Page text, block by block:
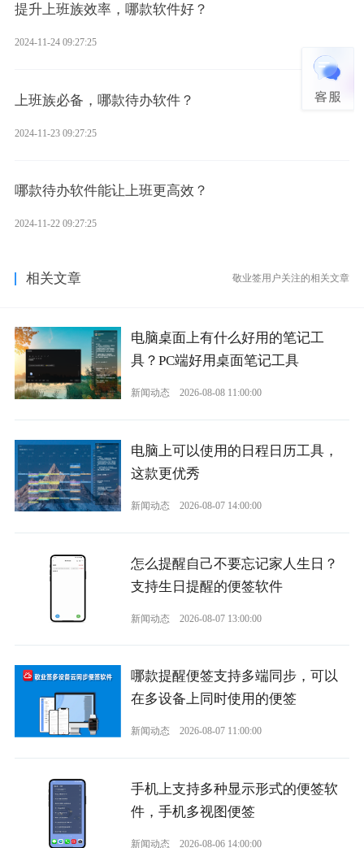
提升上班族效率，哪款软件好？
2024-11-24 09:27:25
上班族必备，哪款待办软件？
2024-11-23 09:27:25
哪款待办软件能让上班更高效？
2024-11-22 09:27:25
相关文章 敬业签用户关注的相关文章
电脑桌面上有什么好用的笔记工
具？PC端好用桌面笔记工具
新闻动态 2026-08-08 11:00:00
电脑上可以使用的日程日历工具，
这款更优秀
新闻动态 2026-08-07 14:00:00
怎么提醒自己不要忘记家人生日？
支持生日提醒的便签软件
新闻动态 2026-08-07 13:00:00
哪款提醒便签支持多端同步，可以
在多设备上同时使用的便签
新闻动态 2026-08-07 11:00:00
手机上支持多种显示形式的便签软
件，手机多视图便签
新闻动态 2026-08-06 14:00:00